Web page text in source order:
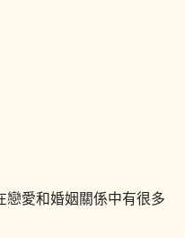
愛和婚姻關係中有很多